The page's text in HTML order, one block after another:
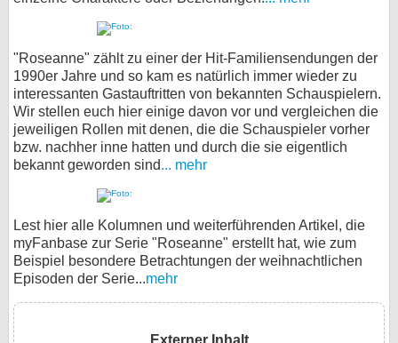
"Roseanne" zählt zu einer der Hit-Familiensendungen der
1990er Jahre und so kam es natürlich immer wieder zu
interessanten Gastauftritten von bekannten Schauspielern.
Wir stellen euch hier einige davon vor und vergleichen die
jeweiligen Rollen mit denen, die die Schauspieler vorher
bzw. nachher inne hatten und durch die sie eigentlich
bekannt geworden sind... mehr
Lest hier alle Kolumnen und weiterführenden Artikel, die
myFanbase zur Serie "Roseanne" erstellt hat, wie zum
Beispiel besondere Betrachtungen der weihnachtlichen
Episoden der Serie...mehr
Externer Inhalt